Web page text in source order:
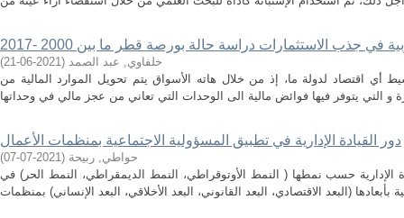
في جذب الاستثمارات دراسة حالة بورصة قطر ما بين 2000 -2017
خلفاوي, عبد الصمد (
2021-06-21
)
أي اقتصاد لدولة ما، إذ من خلال هاته الأسواق يتم تحويل الموارد المالية من
دور القيادة الإدارية في تطبيق المسؤولية الاجتماعية بمنظمات الأعمال
حواطي, ربيحة (
2021-07-07
)
الإدارية حسب نمطها ( النمط الأوتوقراطي، النمط الديمقراطي، النمط الحر) في